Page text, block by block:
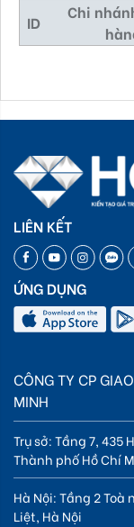
ID
Chi
LIÊN KẾT
ỨNG DỤNG
CÔNG TY CP
MINH
Trụ sở: Tầng 7, 435
Thành phố Hồ Chí
Hà Nội: Tầng 2 Toà
Liệt, Hà Nội